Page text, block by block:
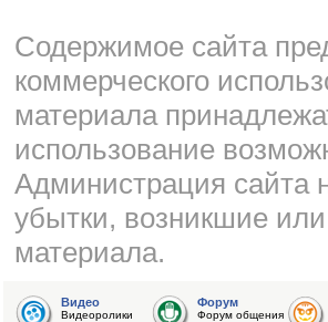
Cодержимое сайта
коммерческого
материала
использование
Администрация сайта
убытки, возникшие
материала.
Видео
Видеоролики
Форум
Форум общения